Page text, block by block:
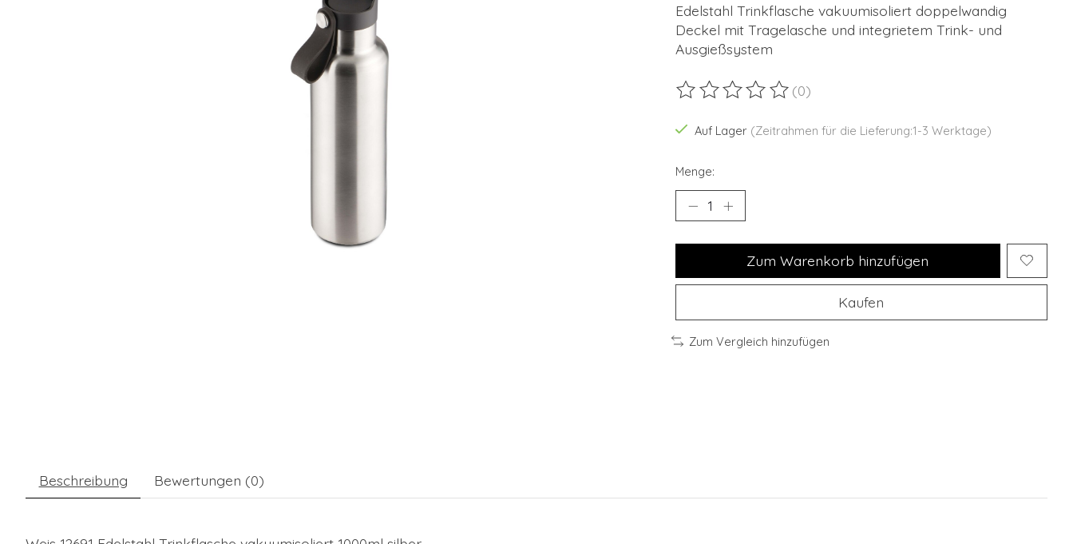
Edelstahl Trinkflasche vakuumisoliert doppelwandig
Deckel mit Tragelasche und integrietem Trink- und
Ausgießsystem
Die Bewertung dieses Produkts ist
(0)
Auf Lager (Zeitrahmen für die Lieferung:1-3 Werktage)
Menge:
Zum Warenkorb hinzufügen
Kaufen
Zum Vergleich hinzufügen
Beschreibung Bewertungen (0)